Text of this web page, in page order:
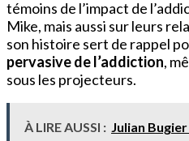
témoins de l’impact de
Mike, mais aussi sur leurs
son histoire sert de rappel
pervasive de l’addiction,
sous les projecteurs.
À LIRE AUSSI : Julian